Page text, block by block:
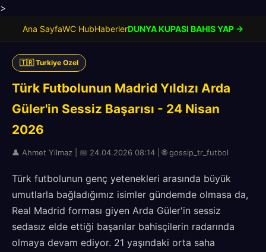
>
Ana SayfaWC HubHaberlerDUNYA KUPASI BAHIS YAP →
🇹🇷 Turkiye Ozel
Türk Futbolunun Madrid Yıldızı Arda
Güler'in Sessiz Başarısı - 24 Nisan
2026
👤 Ahmet Yilmaz | 📅 24.04.2026 08:14 | 🌐 gossip_tr_futbol
Türk futbolunun genç yetenekleri arasında büyük
umutlarla bağladığımız isimler gündemde olmasa da,
Real Madrid forması giyen Arda Güler'in sessiz
sedasız elde ettiği başarılar bahisçilerin radarında
olmaya devam ediyor. 21 yaşındaki orta saha